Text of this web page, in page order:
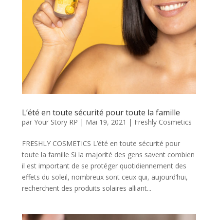
L’été en toute sécurité pour toute la famille
par Your Story RP | Mai 19, 2021 | Freshly Cosmetics
FRESHLY COSMETICS L’été en toute sécurité pour
toute la famille Si la majorité des gens savent combien
il est important de se protéger quotidiennement des
effets du soleil, nombreux sont ceux qui, aujourd’hui,
recherchent des produits solaires alliant...